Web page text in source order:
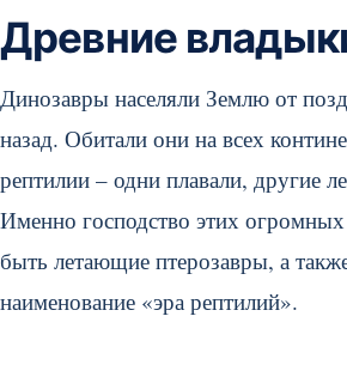
Древние
Динозавры населяли Землю от
назад. Обитали они на всех
рептилии – одни плавали, другие
Именно господство этих
быть летающие птерозавры, а
наименование «эра рептилий».